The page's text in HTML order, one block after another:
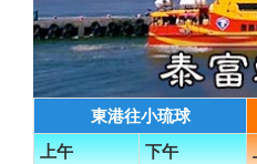
東港往小琉球
上午
下午